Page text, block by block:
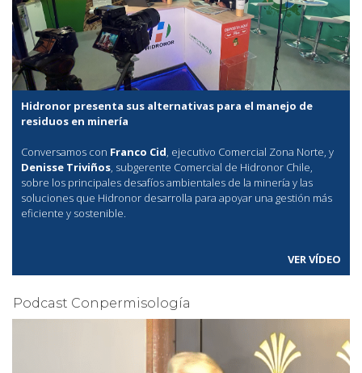
Hidronor presenta sus alternativas para el manejo de
residuos en minería
Conversamos con Franco Cid, ejecutivo Comercial Zona Norte, y
Denisse Triviños, subgerente Comercial de Hidronor Chile,
sobre los principales desafíos ambientales de la minería y las
soluciones que Hidronor desarrolla para apoyar una gestión más
eficiente y sostenible.
VER VÍDEO
Podcast Conpermisología